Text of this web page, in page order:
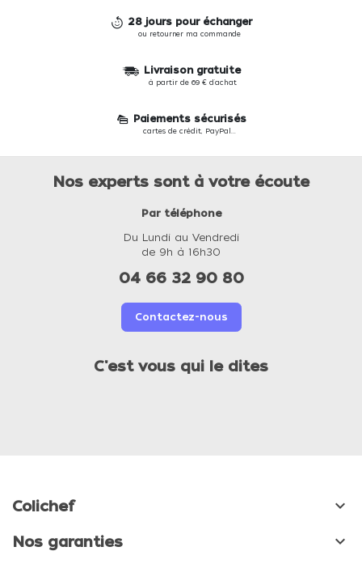
28 jours pour échanger
ou retourner ma commande
Livraison gratuite
à partir de 69 € d'achat
Paiements sécurisés
cartes de crédit, PayPal...
Nos experts sont à votre écoute
Par téléphone
Du Lundi au Vendredi
de 9h à 16h30
04 66 32 90 80
Contactez-nous
C'est vous qui le dites
Colichef 
Nos garanties 